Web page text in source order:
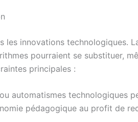
innovations technologiques.
pourraient se substituer,
principales :
automatismes technologiques
pédagogique au profit de